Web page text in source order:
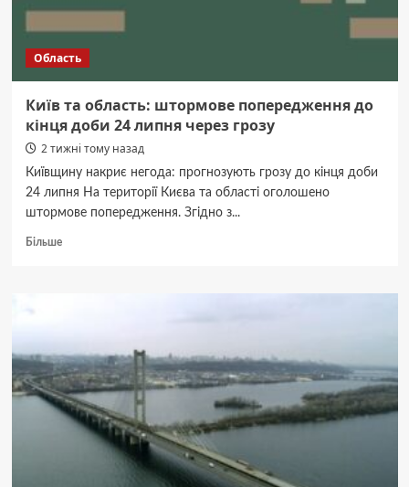
Область
Київ та область: штормове попередження до
кінця доби 24 липня через грозу
2 тижні тому назад
Київщину накриє негода: прогнозують грозу до кінця доби
24 липня На території Києва та області оголошено
штормове попередження. Згідно з...
БільшеДокладніше
до
кінця
доби
24
липня